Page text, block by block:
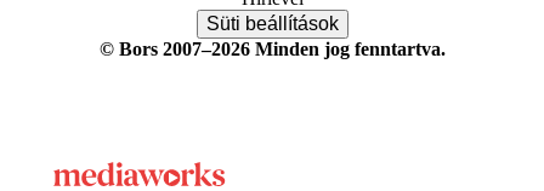
Süti beállítások
© Bors 2007–2026 Minden jog fenntartva.